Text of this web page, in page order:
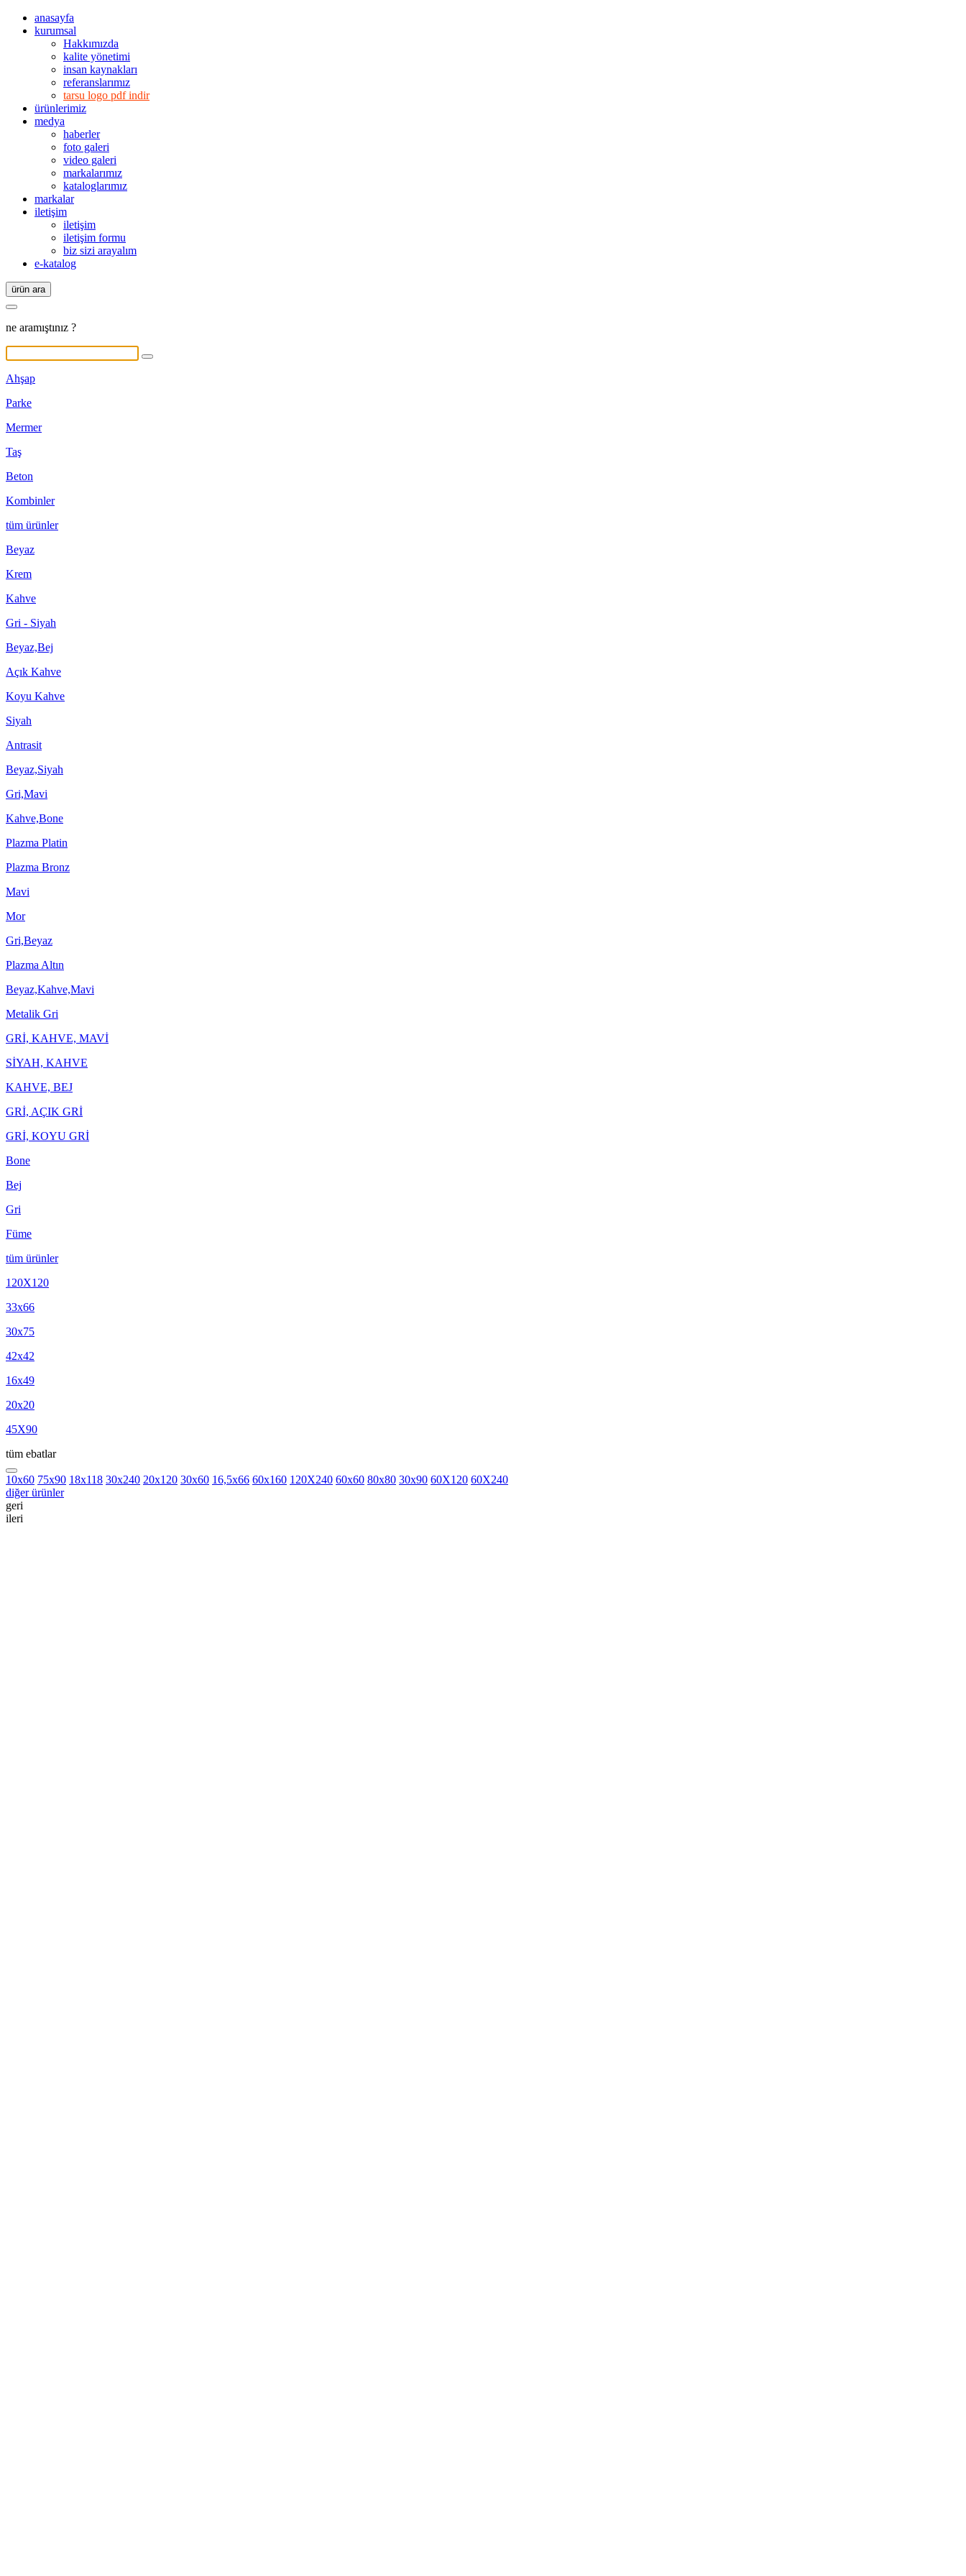
anasayfa
kurumsal
Hakkımızda
kalite yönetimi
insan kaynakları
referanslarımız
tarsu logo pdf indir
ürünlerimiz
medya
haberler
foto galeri
video galeri
markalarımız
kataloglarımız
markalar
iletişim
iletişim
iletişim formu
biz sizi arayalım
e-katalog
ürün ara
ne aramıştınız ?
Ahşap
Parke
Mermer
Taş
Beton
Kombinler
tüm ürünler
Beyaz
Krem
Kahve
Gri - Siyah
Beyaz,Bej
Açık Kahve
Koyu Kahve
Siyah
Antrasit
Beyaz,Siyah
Gri,Mavi
Kahve,Bone
Plazma Platin
Plazma Bronz
Mavi
Mor
Gri,Beyaz
Plazma Altın
Beyaz,Kahve,Mavi
Metalik Gri
GRİ, KAHVE, MAVİ
SİYAH, KAHVE
KAHVE, BEJ
GRİ, AÇIK GRİ
GRİ, KOYU GRİ
Bone
Bej
Gri
Füme
tüm ürünler
120X120
33x66
30x75
42x42
16x49
20x20
45X90
tüm ebatlar
10x60 75x90 18x118 30x240 20x120 30x60 16,5x66 60x160 120X240 60x60 80x80 30x90 60X120 60X240
diğer ürünler
geri
ileri